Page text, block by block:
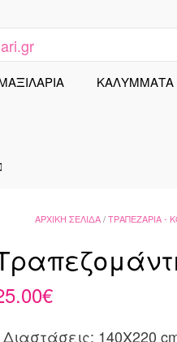
ΚΑΛΎΜΜΑΤΑ
ΑΡΧΙΚΉ ΣΕΛΊΔΑ/ΤΡΑΠΕΖΑΡΊΑ -
€
Διαστάσεις: 140X220